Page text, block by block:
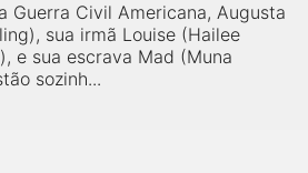
Guerra Civil Americana, Augusta
sua irmã Louise (Hailee
e sua escrava Mad (Muna
sozinh...